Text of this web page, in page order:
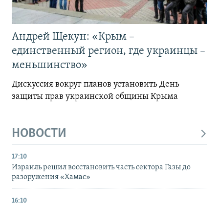
Андрей Щекун: «Крым –
единственный регион, где украинцы –
меньшинство»
Дискуссия вокруг планов установить День
защиты прав украинской общины Крыма
НОВОСТИ
17:10
Израиль решил восстановить часть сектора Газы до
разоружения «Хамас»
16:10